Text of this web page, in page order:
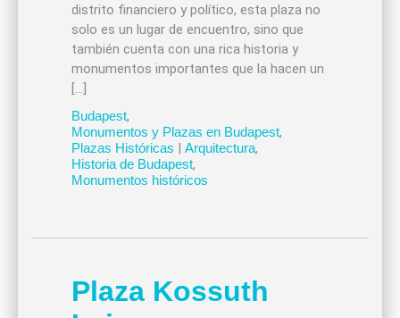
distrito financiero y político, esta plaza no
solo es un lugar de encuentro, sino que
también cuenta con una rica historia y
monumentos importantes que la hacen un
[…]
Budapest,
Monumentos y Plazas en Budapest,
Plazas Históricas | Arquitectura,
Historia de Budapest,
Monumentos históricos
Plaza Kossuth